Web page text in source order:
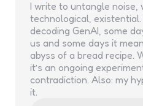
I write to untangle noise,
technological,
decoding GenAI, some
us and some days it
abyss of a bread recipe.
it’s an ongoing
contradiction. Also: my
it.